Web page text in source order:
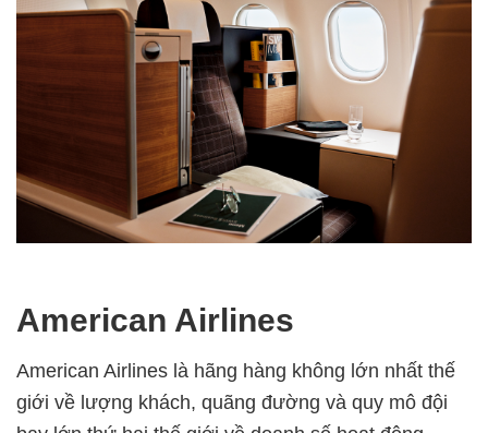
American Airlines
American Airlines là hãng hàng không lớn nhất thế
giới về lượng khách, quãng đường và quy mô đội